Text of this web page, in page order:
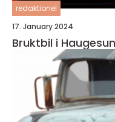
redaktionel
17. January 2024
Bruktbil i